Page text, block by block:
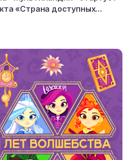
«Страна доступных